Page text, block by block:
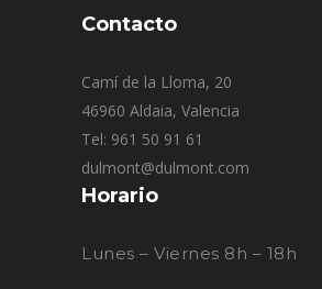
Contacto
Camí de la Lloma, 20
46960 Aldaia, Valencia
Tel: 961 50 91 61
dulmont@dulmont.com
Horario
Lunes – Viernes 8h – 18h